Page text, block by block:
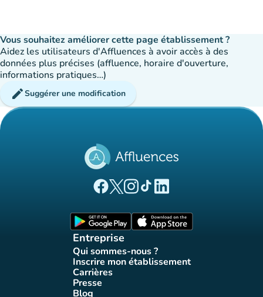
Vous souhaitez améliorer cette page établissement ?
Aidez les utilisateurs d'Affluences à avoir accès à des
données plus précises (affluence, horaire d'ouverture,
informations pratiques…)
editSuggérer une modification
(nouvel onglet)
(nouvel onglet)
(nouvel onglet)
(nouvel onglet)
(nouvel onglet)
Entreprise
Qui sommes-nous ?
(nouvel onglet)
Inscrire mon établissement
(nouvel onglet)
Carrières(nouvel onglet)
Presse(nouvel onglet)
Blog